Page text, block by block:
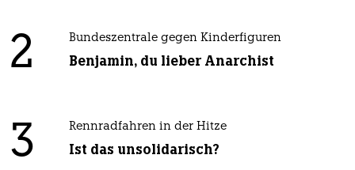
2 Bundeszentrale gegen Kinderfiguren
Benjamin, du lieber Anarchist
3 Rennradfahren in der Hitze
Ist das unsolidarisch?